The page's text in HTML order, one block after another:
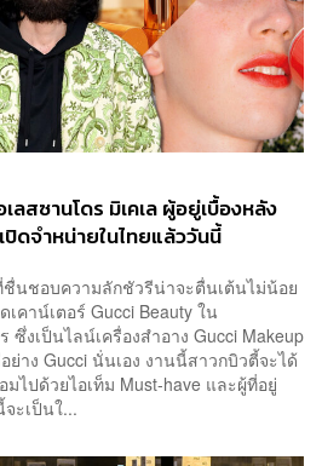
ลสซานโดร มิเคเล ผู้อยู่เบื้องหลัง
ดจำหน่ายในไทยแล้ววันนี้
ชื่นชอบความลักชัวรีน่าจะตื่นเต้นไม่น้อย
คาน์เตอร์ Gucci Beauty ใน
ซึ่งเป็นไลน์เครื่องสำอาง Gucci Makeup
าง Gucci นั่นเอง งานนี้สาวกบิวตี้จะได้
ไปด้วยไอเท็ม Must-have และผู้ที่อยู่
จะเป็นใ...